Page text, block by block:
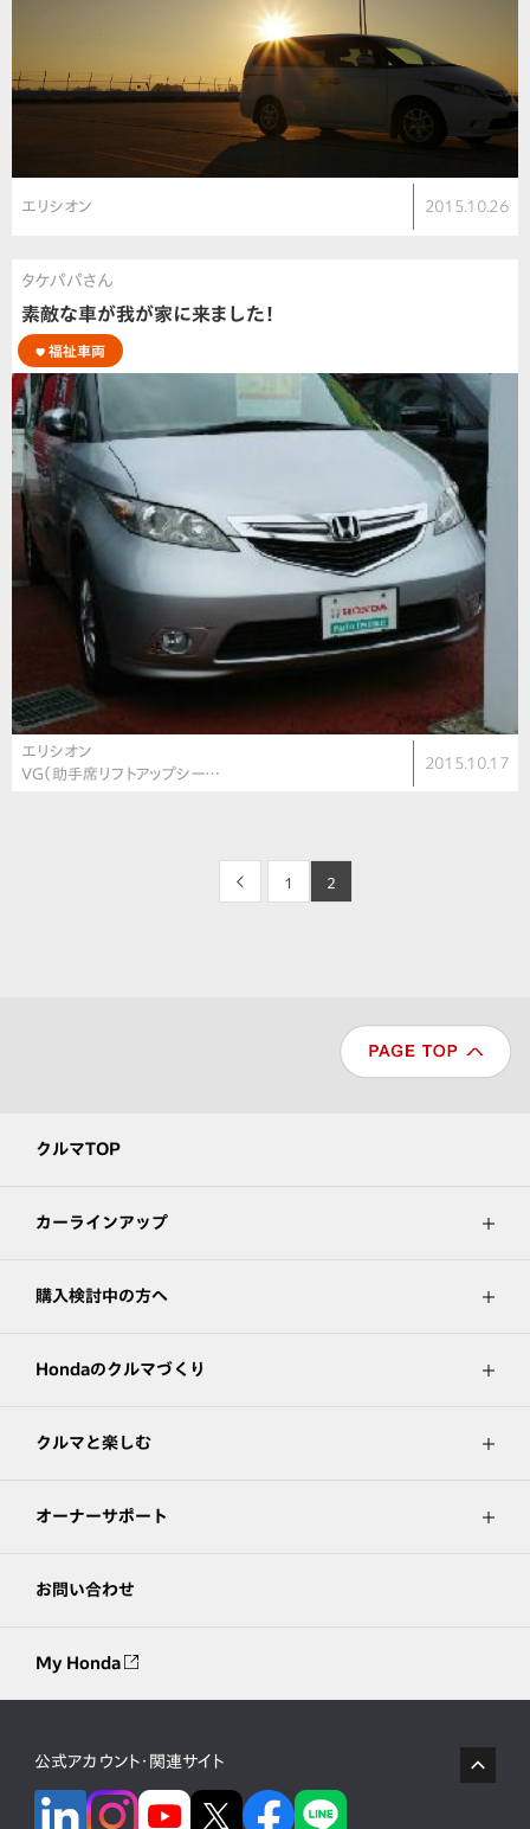
エリシオン 2015.10.26
タケパパさん
素敵な車が我が家に来ました！
福祉車両
エリシオン
VG（助手席リフトアップシー…
2015.10.17
< 1 2
クルマTOP
カーラインアップ
購入検討中の方へ
Hondaのクルマづくり
クルマと楽しむ
オーナーサポート
お問い合わせ
My Honda
公式アカウント・関連サイト